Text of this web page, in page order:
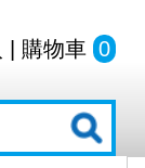
購物車 0